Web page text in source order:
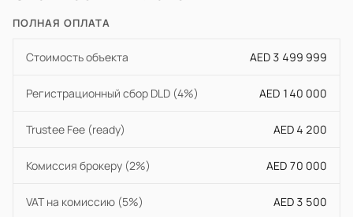
ПОЛНАЯ ОПЛАТА
Стоимость объекта AED 3 499 999
Регистрационный сбор DLD (4%) AED 140 000
Trustee Fee (ready) AED 4 200
Комиссия брокеру (2%) AED 70 000
VAT на комиссию (5%) AED 3 500